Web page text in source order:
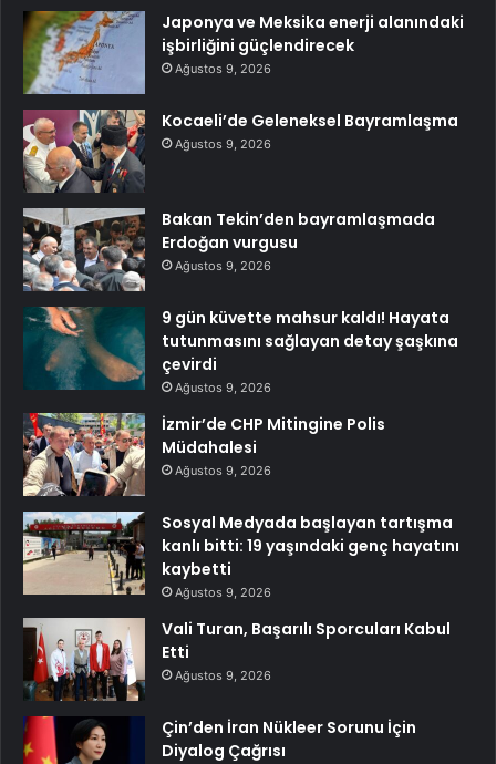
Japonya ve Meksika enerji alanındaki
işbirliğini güçlendirecek
Ağustos 9, 2026
Kocaeli’de Geleneksel Bayramlaşma
Ağustos 9, 2026
Bakan Tekin’den bayramlaşmada
Erdoğan vurgusu
Ağustos 9, 2026
9 gün küvette mahsur kaldı! Hayata
tutunmasını sağlayan detay şaşkına
çevirdi
Ağustos 9, 2026
İzmir’de CHP Mitingine Polis
Müdahalesi
Ağustos 9, 2026
Sosyal Medyada başlayan tartışma
kanlı bitti: 19 yaşındaki genç hayatını
kaybetti
Ağustos 9, 2026
Vali Turan, Başarılı Sporcuları Kabul
Etti
Ağustos 9, 2026
Çin’den İran Nükleer Sorunu İçin
Diyalog Çağrısı